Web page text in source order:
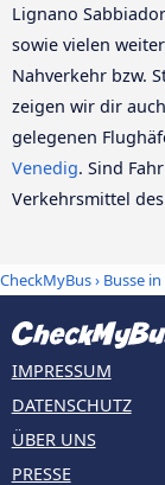
Lignano
sowie vielen
Nahverkehr bzw.
zeigen wir dir
gelegenen
Venedig. Sind
Verkehrsmittel
CheckMyBus› Busse
IMPRESSUM
DATENSCHUTZ
ÜBER UNS
PRESSE